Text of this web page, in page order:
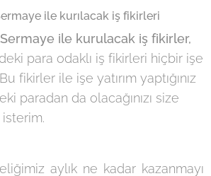
ile kurılacak iş fikirleri
ile kurulacak iş fikirler,
para odaklı iş fikirleri hiçbir işe
fikirler ile işe yatırım yaptığınız
paradan da olacağınızı size
aylık ne kadar kazanmayı